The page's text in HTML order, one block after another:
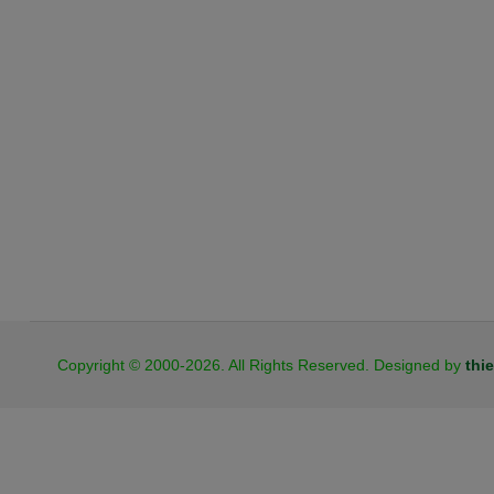
Copyright © 2000-2026. All Rights Reserved. Designed by